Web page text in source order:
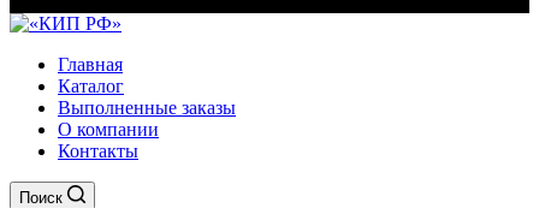
Главная
Каталог
Выполненные заказы
О компании
Контакты
Поиск